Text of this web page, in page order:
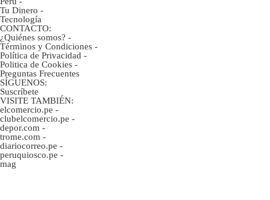
Tu Dinero -
Tecnología
CONTACTO:
¿Quiénes somos? -
Términos y Condiciones -
Política de Privacidad -
Politica de Cookies -
Preguntas Frecuentes
SÍGUENOS:
Suscríbete
VISITE TAMBIÉN:
elcomercio.pe -
clubelcomercio.pe -
depor.com -
trome.com -
diariocorreo.pe -
peruquiosco.pe -
mag